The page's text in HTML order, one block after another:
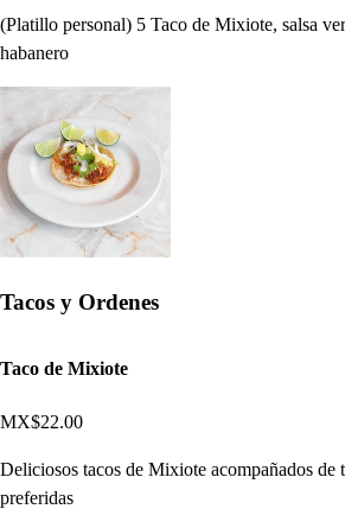
(Platillo personal) 5 Taco de Mixiote, salsa
habanero
Tacos y Ordenes
Taco de Mixiote
MX$22.00
Deliciosos tacos de Mixiote acompañados de
preferidas